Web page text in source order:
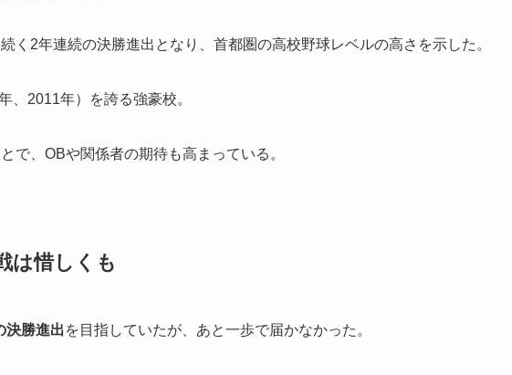
く2年連続の決勝進出となり、首都圏の高校野球レベルの高さを示した。
、2011年）を誇る強豪校。
で、OBや関係者の期待も高まっている。
は惜しくも
決勝進出を目指していたが、あと一歩で届かなかった。